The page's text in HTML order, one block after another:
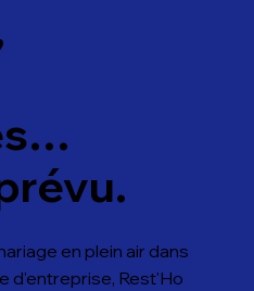
en plein air dans
d'entreprise, Rest'Ho